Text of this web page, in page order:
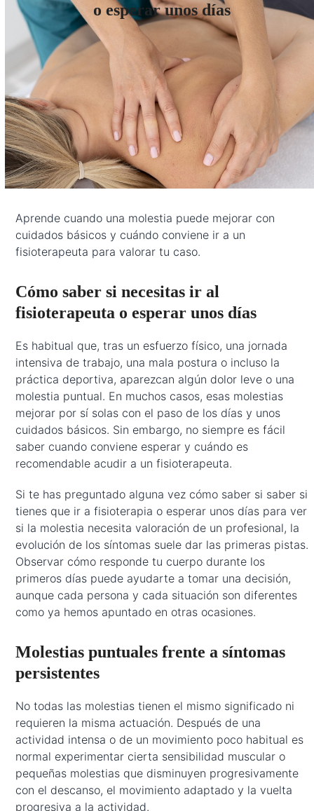
o esperar unos días
Aprende cuando una molestia puede mejorar con
cuidados básicos y cuándo conviene ir a un
fisioterapeuta para valorar tu caso.
Cómo saber si necesitas ir al
fisioterapeuta o esperar unos días
Es habitual que, tras un esfuerzo físico, una jornada
intensiva de trabajo, una mala postura o incluso la
práctica deportiva, aparezcan algún dolor leve o una
molestia puntual. En muchos casos, esas molestias
mejorar por sí solas con el paso de los días y unos
cuidados básicos. Sin embargo, no siempre es fácil
saber cuando conviene esperar y cuándo es
recomendable acudir a un fisioterapeuta.
Si te has preguntado alguna vez cómo saber si saber si
tienes que ir a fisioterapia o esperar unos días para ver
si la molestia necesita valoración de un profesional, la
evolución de los síntomas suele dar las primeras pistas.
Observar cómo responde tu cuerpo durante los
primeros días puede ayudarte a tomar una decisión,
aunque cada persona y cada situación son diferentes
como ya hemos apuntado en otras ocasiones.
Molestias puntuales frente a síntomas
persistentes
No todas las molestias tienen el mismo significado ni
requieren la misma actuación. Después de una
actividad intensa o de un movimiento poco habitual es
normal experimentar cierta sensibilidad muscular o
pequeñas molestias que disminuyen progresivamente
con el descanso, el movimiento adaptado y la vuelta
progresiva a la actividad.